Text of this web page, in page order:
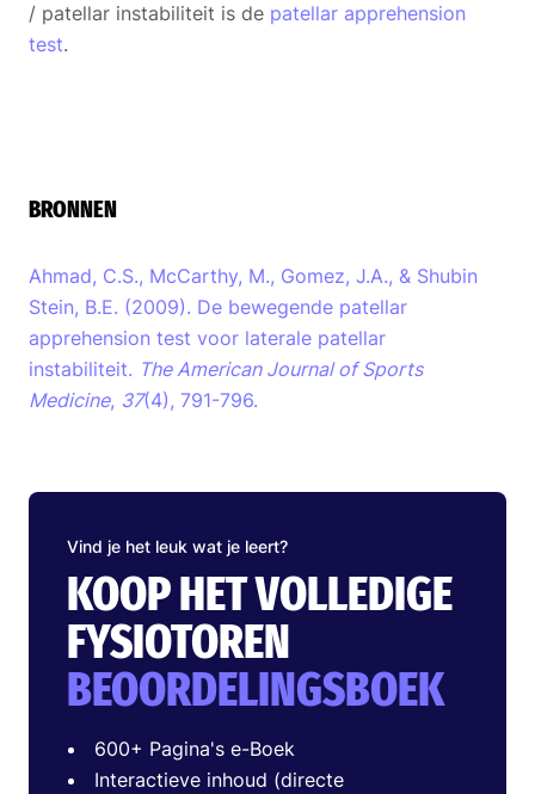
/ patellar instabiliteit is de patellar apprehension
test.
BRONNEN
Ahmad, C.S., McCarthy, M., Gomez, J.A., & Shubin
Stein, B.E. (2009). De bewegende patellar
apprehension test voor laterale patellar
instabiliteit. The American Journal of Sports
Medicine, 37(4), 791-796.
Vind je het leuk wat je leert?
KOOP HET VOLLEDIGE
FYSIOTOREN
BEOORDELINGSBOEK
600+ Pagina's e-Boek
Interactieve inhoud (directe